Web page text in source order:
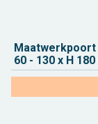
Maat­werk­poort
60 - 130 x H